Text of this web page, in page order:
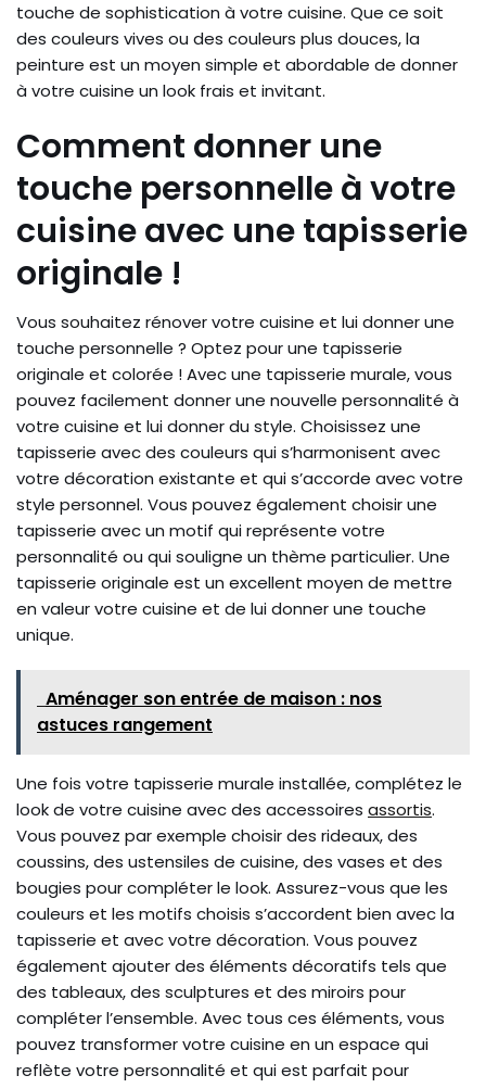
touche de sophistication à votre cuisine. Que ce soit
des couleurs vives ou des couleurs plus douces, la
peinture est un moyen simple et abordable de donner
à votre cuisine un look frais et invitant.
Comment donner une
touche personnelle à votre
cuisine avec une tapisserie
originale !
Vous souhaitez rénover votre cuisine et lui donner une
touche personnelle ? Optez pour une tapisserie
originale et colorée ! Avec une tapisserie murale, vous
pouvez facilement donner une nouvelle personnalité à
votre cuisine et lui donner du style. Choisissez une
tapisserie avec des couleurs qui s’harmonisent avec
votre décoration existante et qui s’accorde avec votre
style personnel. Vous pouvez également choisir une
tapisserie avec un motif qui représente votre
personnalité ou qui souligne un thème particulier. Une
tapisserie originale est un excellent moyen de mettre
en valeur votre cuisine et de lui donner une touche
unique.
Aménager son entrée de maison : nos
astuces rangement
Une fois votre tapisserie murale installée, complétez le
look de votre cuisine avec des accessoires assortis.
Vous pouvez par exemple choisir des rideaux, des
coussins, des ustensiles de cuisine, des vases et des
bougies pour compléter le look. Assurez-vous que les
couleurs et les motifs choisis s’accordent bien avec la
tapisserie et avec votre décoration. Vous pouvez
également ajouter des éléments décoratifs tels que
des tableaux, des sculptures et des miroirs pour
compléter l’ensemble. Avec tous ces éléments, vous
pouvez transformer votre cuisine en un espace qui
reflète votre personnalité et qui est parfait pour